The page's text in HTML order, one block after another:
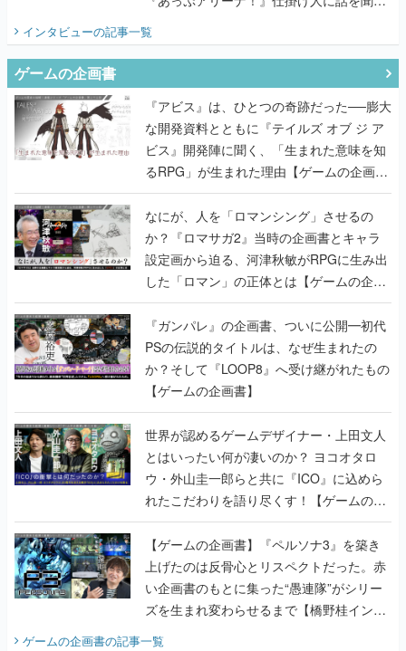
てみた
インタビューの記事一覧
ゲームの企画書
『アビス』は、ひとつの奇跡だった──膨大
な開発資料とともに『テイルズ オブ ジ ア
ビス』開発陣に聞く、「生まれた意味を知
るRPG」が生まれた理由【ゲームの企画
書】
なにが、人を「ロマンシング」させるの
か？『ロマサガ2』当時の企画書とキャラ
設定画から迫る、河津秋敏がRPGに生み出
した「ロマン」の正体とは【ゲームの企画
書】
『ガンパレ』の企画書、ついに公開━初代
PSの伝説的タイトルは、なぜ生まれたの
か？そして『LOOP8』へ受け継がれたもの
【ゲームの企画書】
世界が認めるゲームデザイナー・上田文人
とはいったい何が凄いのか？ ヨコオタロ
ウ・外山圭一郎らと共に『ICO』に込めら
れたこだわりを語り尽くす！【ゲームの企
画書】
【ゲームの企画書】『ペルソナ3』を築き
上げたのは反骨心とリスペクトだった。赤
い企画書のもとに集った“愚連隊”がシリー
ズを生まれ変わらせるまで【橋野桂インタ
ビュー】
ゲームの企画書の記事一覧